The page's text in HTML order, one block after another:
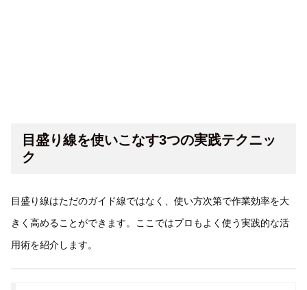
目盛り線を使いこなす3つの実践テクニッ
ク
目盛り線はただのガイド線ではなく、使い方次第で作業効率を大
きく高めることができます。ここではプロもよく使う実践的な活
用術を紹介します。